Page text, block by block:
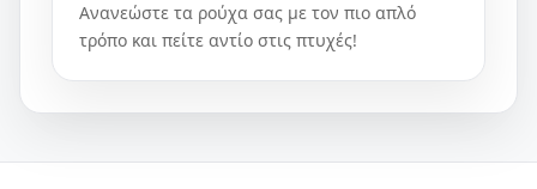
Ανανεώστε τα ρούχα σας με τον πιο απλό
τρόπο και πείτε αντίο στις πτυχές!